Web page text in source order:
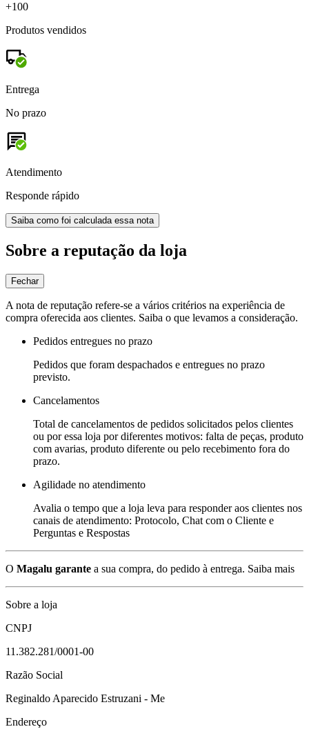
+100
Produtos vendidos
Entrega
No prazo
Atendimento
Responde rápido
Saiba como foi calculada essa nota
Sobre a reputação da loja
Fechar
A nota de reputação refere-se a vários critérios na experiência de
compra oferecida aos clientes. Saiba o que levamos a consideração.
Pedidos entregues no prazo
Pedidos que foram despachados e entregues no prazo
previsto.
Cancelamentos
Total de cancelamentos de pedidos solicitados pelos clientes
ou por essa loja por diferentes motivos: falta de peças, produto
com avarias, produto diferente ou pelo recebimento fora do
prazo.
Agilidade no atendimento
Avalia o tempo que a loja leva para responder aos clientes nos
canais de atendimento: Protocolo, Chat com o Cliente e
Perguntas e Respostas
O Magalu garante a sua compra, do pedido à entrega. Saiba mais
Sobre a loja
CNPJ
11.382.281/0001-00
Razão Social
Reginaldo Aparecido Estruzani - Me
Endereço